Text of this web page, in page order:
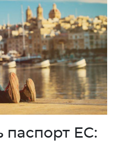
паспорт ЕС: